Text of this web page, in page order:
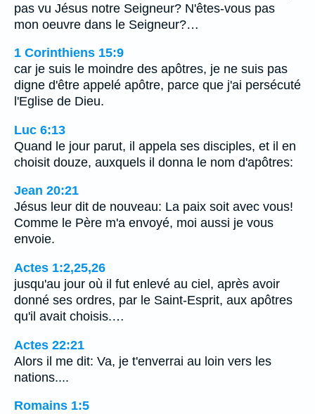
pas vu Jésus notre Seigneur? N'êtes-vous pas
mon oeuvre dans le Seigneur?…
1 Corinthiens 15:9
car je suis le moindre des apôtres, je ne suis pas
digne d'être appelé apôtre, parce que j'ai persécuté
l'Eglise de Dieu.
Luc 6:13
Quand le jour parut, il appela ses disciples, et il en
choisit douze, auxquels il donna le nom d'apôtres:
Jean 20:21
Jésus leur dit de nouveau: La paix soit avec vous!
Comme le Père m'a envoyé, moi aussi je vous
envoie.
Actes 1:2,25,26
jusqu'au jour où il fut enlevé au ciel, après avoir
donné ses ordres, par le Saint-Esprit, aux apôtres
qu'il avait choisis.…
Actes 22:21
Alors il me dit: Va, je t'enverrai au loin vers les
nations....
Romains 1:5